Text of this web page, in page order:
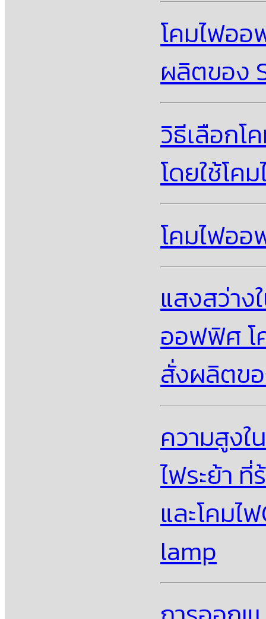
โคมไฟออ
ผลิตของ
วิธีเลือกโ
โดยใช้โค
โคมไฟอ
แสงสว่าง
ออฟฟิศ โ
สั่งผลิตข
ความสูงใ
ไฟระย้า
และโคมไ
lamp